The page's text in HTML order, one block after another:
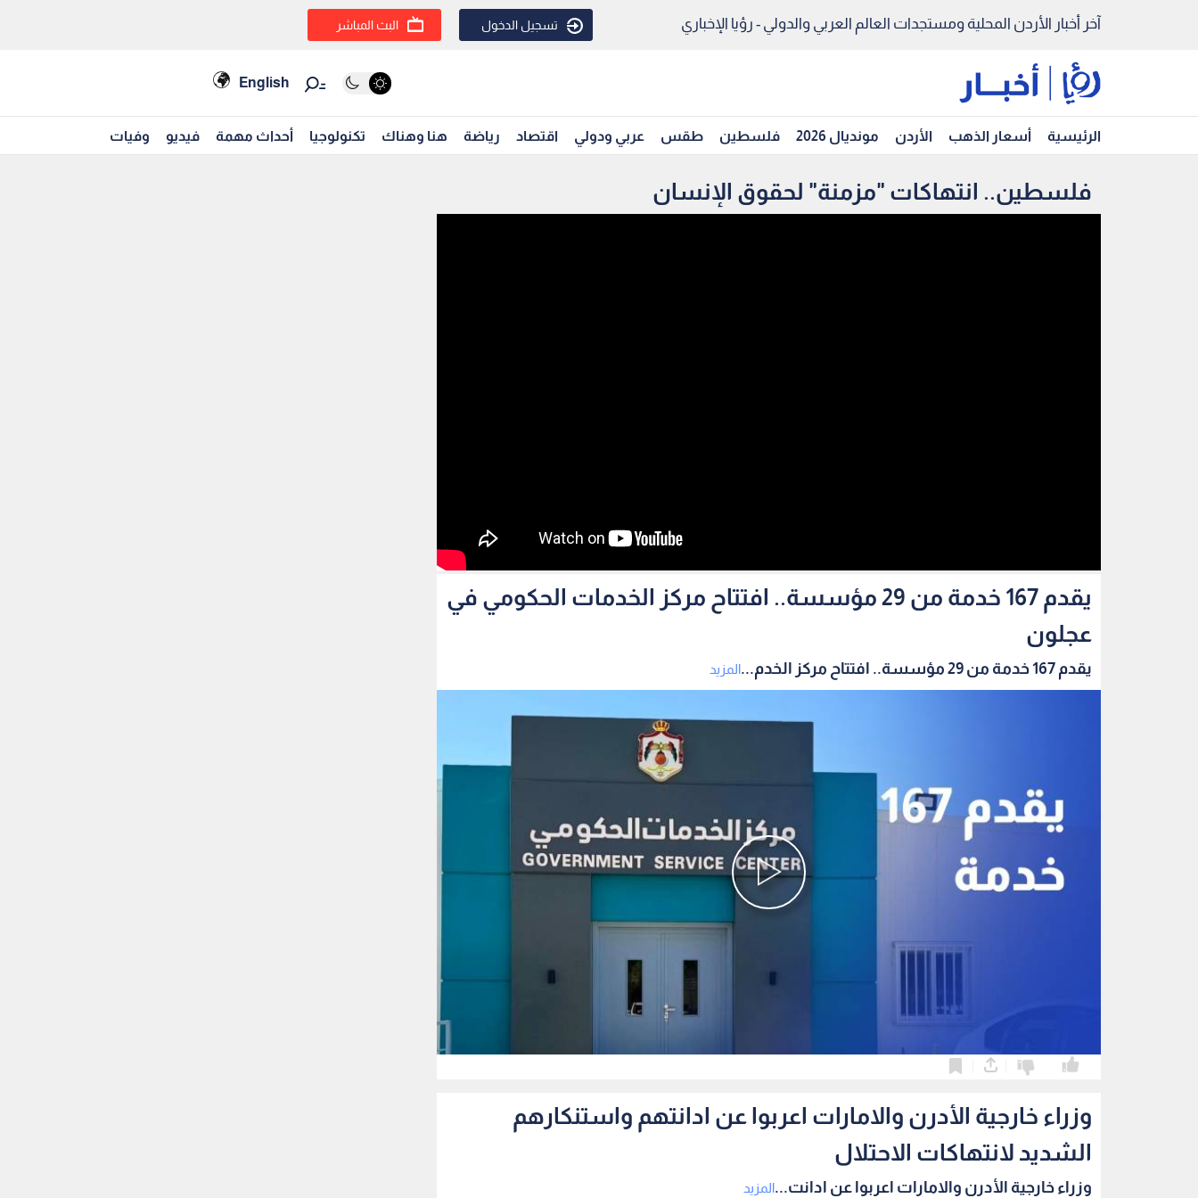
آخر أخبار الأردن المحلية ومستجدات العالم العربي والدولي - رؤيا الإخباري تسجيل الدخول البث المباشر
English
الرئيسية أسعار الذهب الأردن مونديال 2026 فلسطين طقس عربي ودولي اقتصاد رياضة هنا وهناك تكنولوجيا أحداث مهمة فيديو وفيات
فلسطين.. انتهاكات "مزمنة" لحقوق الإنسان
يقدم 167 خدمة من 29 مؤسسة.. افتتاح مركز الخدمات الحكومي في
عجلون
يقدم 167 خدمة من 29 مؤسسة.. افتتاح مركز الخدم... المزيد
وزراء خارجية الأدرن والامارات اعربوا عن ادانتهم واستنكارهم
الشديد لانتهاكات الاحتلال
وزراء خارجية الأدرن والامارات اعربوا عن ادانت...المزيد